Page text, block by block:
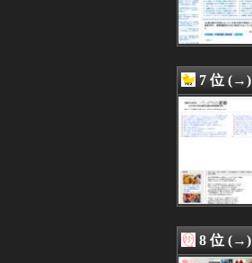
08/08 19:45
08/08 19:41
08/08 19:40
08/08 19:40
08/08 19:40
08/08 19:40
08/08 19:40
08/08 19:40
08/08 19:40
08/08 19:40
08/08 19:39
08/08 19:39
08/08 19:39
7 位 (→)
8 位 (→)